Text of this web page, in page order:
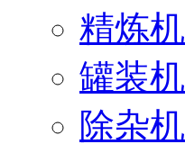
精炼机
罐装机
除杂机